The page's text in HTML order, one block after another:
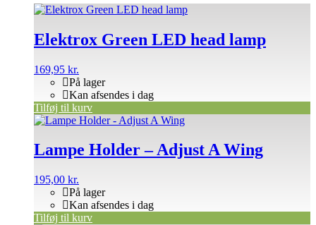
Elektrox Green LED head lamp
169,95 kr.
På lager
Kan afsendes i dag
Tilføj til kurv
Lampe Holder – Adjust A Wing
195,00 kr.
På lager
Kan afsendes i dag
Tilføj til kurv